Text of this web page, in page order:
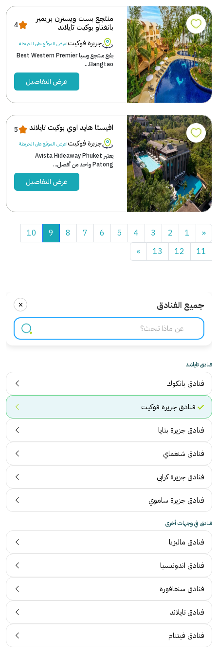
منتجع بست ويسترن بريمير
بانغتاو بوكيت تايلاند
4
جزيرة فوكيتاعرض الموقع على الخريطة
يقع منتجع وسبا Best Western Premier
Bangtao...
عرض التفاصيل
افيستا هايد اوي بوكيت تايلاند
5
جزيرة فوكيتاعرض الموقع على الخريطة
يعتبر Avista Hideaway Phuket
Patong واحد من أفضل...
عرض التفاصيل
«
1
2
3
4
5
6
7
8
9
10
11
12
13
»
جميع الفنادق ×
فنادق تايلاند
فنادق بانكوك
فنادق جزيرة فوكيت
فنادق جزيرة بتايا
فنادق شنغماي
فنادق جزيرة كرابي
فنادق جزيرة ساموي
فنادق في وجهات أخرى
فنادق ماليزيا
فنادق اندونيسيا
فنادق سنغافورة
فنادق تايلاند
فنادق فيتنام